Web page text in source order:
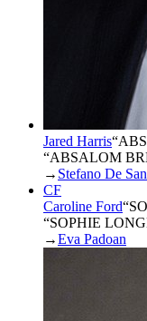
Jared Harris“
“ABSALOM
→ Stefano De
CF
Caroline Ford“
“SOPHIE
→Eva Padoan